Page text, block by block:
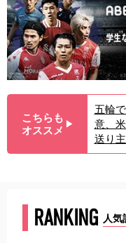
こちらも
オススメ ▶︎
五輪
意、
送り
RANKING 人